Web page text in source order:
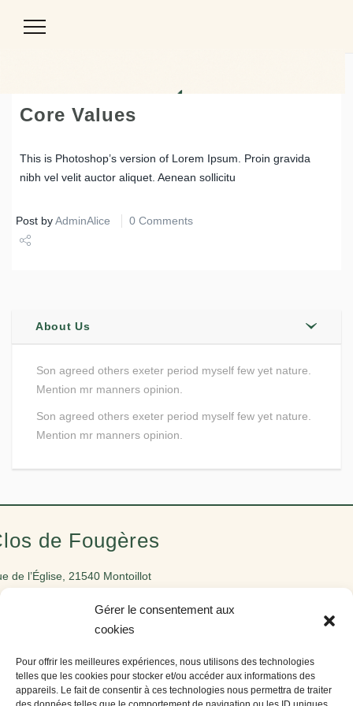
Gérer le consentement aux
cookies
Pour offrir les meilleures expériences, nous utilisons des technologies
telles que les cookies pour stocker et/ou accéder aux informations des
appareils. Le fait de consentir à ces technologies nous permettra de traiter
Toggle
Core Values
This is Photoshop’s version of Lorem Ipsum. Proin gravida
nibh vel velit auctor aliquet. Aenean sollicitu
Post byAdminAlice 0 Comments
About Us
Son agreed others exeter period myself few yet nature.
Mention mr manners opinion.
Son agreed others exeter period myself few yet nature.
Mention mr manners opinion.
de Fougères
de l’Église, 21540 Montoillot
47.271106 – lng. 4.653065
Réserver maintenant
Découvrir
Accueil